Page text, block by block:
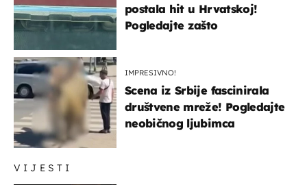
VIJESTI
postala hit u Hrvatskoj!
Pogledajte zašto
IMPRESIVNO!
Scena iz Srbije fascinirala
društvene mreže! Pogledajte
neobičnog ljubimca